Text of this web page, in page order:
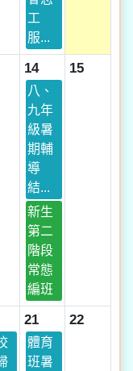
工
服...
14
八、
九年
級暑
期輔
導
結...
新生
第二
階段
常態
編班
15
21
體育
班暑
22